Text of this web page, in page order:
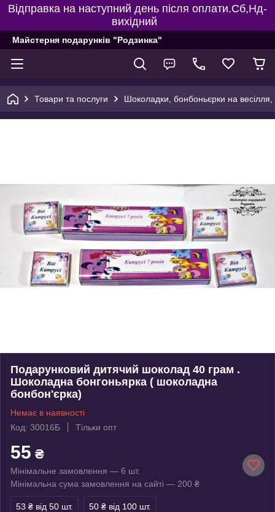
Відправка на наступний день після оплати.Сб,Нд-
вихідний
Майстерня подарунків "Родзинка"
Товари та послуги Шоколадки, бонбоньєрки на
Подарунковий дитячий шоколад 40 грам .
Шоколадна бонгоньярка ( шоколадна
бонбон'єрка)
Немає в наявності
Код: 30016Б
Тільки опт
55 ₴
Мінімальне замовлення — 6 шт.
Мінімальна сума замовлення на сайті — 200 ₴
53 ₴ від 50 шт. 50 ₴ від 100 шт.